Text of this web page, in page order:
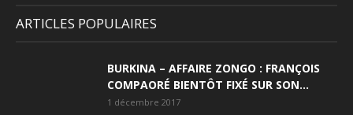
ARTICLES POPULAIRES
BURKINA – AFFAIRE ZONGO : FRANÇOIS
COMPAORÉ BIENTÔT FIXÉ SUR SON...
1 décembre 2017